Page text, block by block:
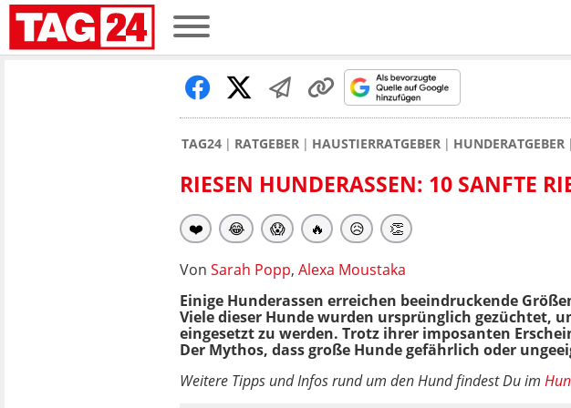
TAG24 RATGEBER HAUSTIERRATGEBER HUNDERATGEBER
RIESEN HUNDERASSEN: 10 SANFTE
❤️ 😂 😱 🔥 😥 👏
Von Sarah Popp, Alexa Moustaka
Einige Hunderassen erreichen beeindruckende
Viele dieser Hunde wurden ursprünglich gezüchtet,
eingesetzt zu werden. Trotz ihrer imposanten
Der Mythos, dass große Hunde gefährlich oder
Weitere Tipps und Infos rund um den Hund findest Du im